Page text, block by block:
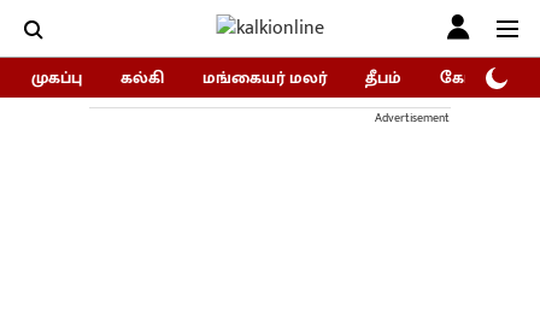
முகப்பு கல்கி மங்கையர் மலர் தீபம் கோகுலம்/
Advertisement